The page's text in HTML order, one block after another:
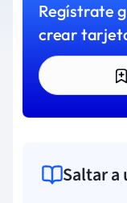
Regístrate
crear
Saltar a